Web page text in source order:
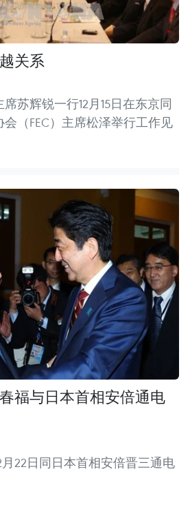
关系
苏辉锐一行12月15日在东京同
（FEC）主席松泽举行工作见
福与日本首相安倍通电
22日同日本首相安倍晋三通电